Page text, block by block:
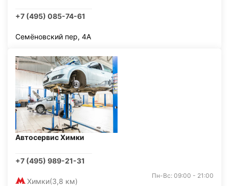
+7 (495) 085-74-61
Семёновский пер, 4А
Автосервис Химки
+7 (495) 989-21-31
Химки(3,8 км)
Пн-Вс: 09:00 - 21:00